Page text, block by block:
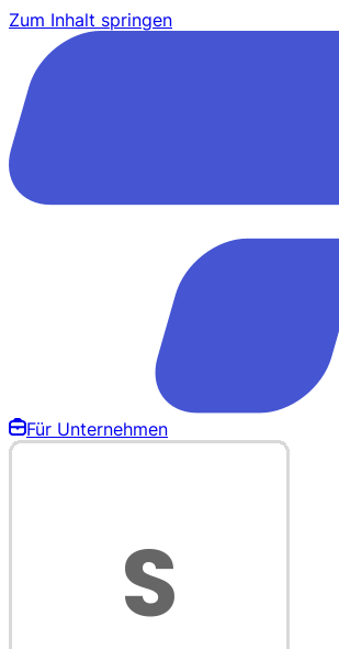
Zum Inhalt springen
Für Unternehmen